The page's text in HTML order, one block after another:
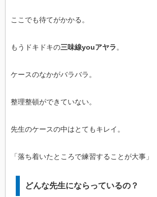
ここでも待てがかかる。
もうドキドキの三味線youアヤラ 。
ケースのなかがバラバラ。
整理整頓ができていない。
先生のケースの中はとてもキレイ。
「落ち着いたところで練習することが大事」
どんな先生にならっているの？